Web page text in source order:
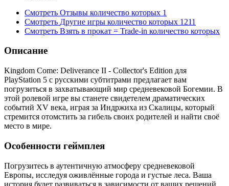
Смотреть Отзывы количество которых 1
Смотреть Другие игры количество которых 1211
Смотреть Взять в прокат = Trade-in количество которых
Описание
Kingdom Come: Deliverance II - Collector's Edition для
PlayStation 5 с русскими субтитрами предлагает вам
погрузиться в захватывающий мир средневековой Богемии. В
этой ролевой игре вы станете свидетелем драматических
событий XV века, играя за Индржиха из Скалицы, который
стремится отомстить за гибель своих родителей и найти своё
место в мире.
Особенности геймплея
Погрузитесь в аутентичную атмосферу средневековой
Европы, исследуя оживлённые города и густые леса. Ваша
история будет развиваться в зависимости от ваших решений,